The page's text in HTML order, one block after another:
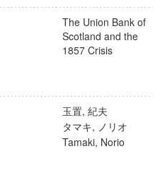
The Union Bank of
Scotland and the
1857 Crisis
玉置, 紀夫
タマキ, ノリオ
Tamaki, Norio